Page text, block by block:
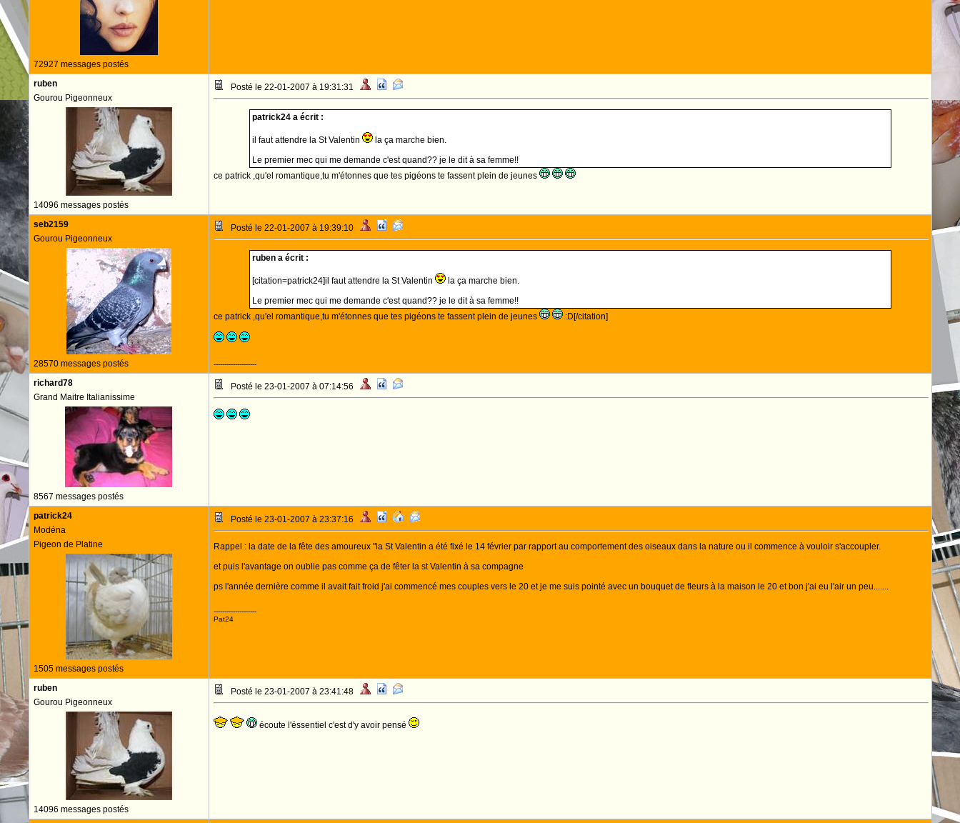
72927 messages postés
ruben
Gourou Pigeonneux
14096 messages postés
Posté le 22-01-2007 à 19:31:31
patrick24 a écrit :
il faut attendre la St Valentin
la ça marche bien.
Le premier mec qui me demande c'est quand?? je le dit à sa femme!!
ce patrick ,qu'el romantique,tu m'étonnes que tes pigéons te fassent plein de jeunes
seb2159
Gourou Pigeonneux
28570 messages postés
Posté le 22-01-2007 à 19:39:10
ruben a écrit :
[citation=patrick24]il faut attendre la St Valentin
la ça marche bien.
Le premier mec qui me demande c'est quand?? je le dit à sa femme!!
ce patrick ,qu'el romantique,tu m'étonnes que tes pigéons te fassent plein de jeunes
:D[/citation]
--------------------
richard78
Grand Maitre Italianissime
8567 messages postés
Posté le 23-01-2007 à 07:14:56
patrick24
Modéna
Pigeon de Platine
1505 messages postés
Posté le 23-01-2007 à 23:37:16
Rappel : la date de la fête des amoureux "la St Valentin a été fixé le 14 février par rapport au comportement des oiseaux dans la nature ou il commence à vouloir s'accoupler.
et puis l'avantage on oublie pas comme ça de fêter la st Valentin à sa compagne
ps l'année dernière comme il avait fait froid j'ai commencé mes couples vers le 20 et je me suis pointé avec un bouquet de fleurs à la maison le 20 et bon j'ai eu l'air un peu.......
--------------------
Pat24
ruben
Gourou Pigeonneux
14096 messages postés
Posté le 23-01-2007 à 23:41:48
écoute l'éssentiel c'est d'y avoir pensé